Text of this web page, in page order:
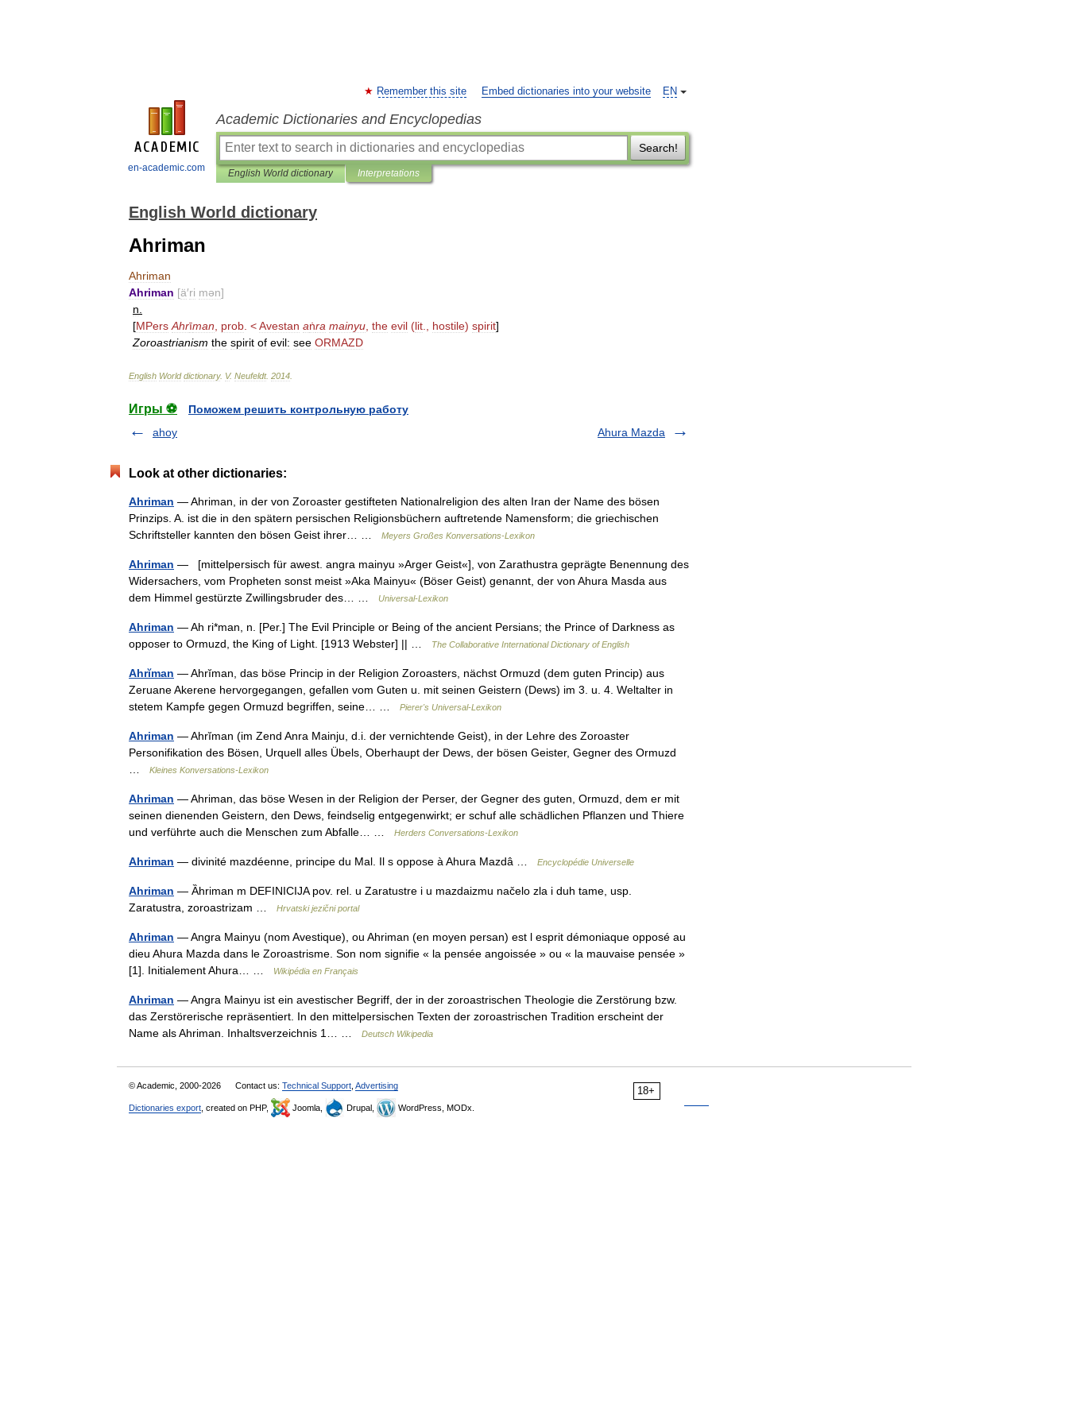
en-academic.com
EN
Remember this site Embed dictionaries into your website
Academic Dictionaries and Encyclopedias
Search!
English World dictionary Interpretations
English World dictionary
Ahriman
Ahriman
Ahriman [ä′ri mən]
n
[MPers Ahrīman prob . <Avestan aṅra mainyu the evil (lit hostile) spirit]
Zoroastrianism the spirit of evil: see ORMAZD
English World dictionary. V. Neufeldt. 2014
Игры ⚽
Поможем решить контрольную работу
ahoy
Ahura Mazda
Look at other dictionaries:
Ahriman — Ahriman, in der von Zoroaster gestifteten Nationalreligion des alten Iran der Name des bösen
Prinzips. A. ist die in den spätern persischen Religionsbüchern auftretende Namensform; die griechischen
Schriftsteller kannten den bösen Geist ihrer… …
Meyers Großes Konversations-Lexikon
Ahriman — [mittelpersisch für awest. angra mainyu »Arger Geist«], von Zarathustra geprägte Benennung des
Widersachers, vom Propheten sonst meist »Aka Mainyu« (Böser Geist) genannt, der von Ahura Masda aus
dem Himmel gestürzte Zwillingsbruder des… …
Universal-Lexikon
Ahriman — Ah ri*man, n. [Per.] The Evil Principle or Being of the ancient Persians; the Prince of Darkness as
opposer to Ormuzd, the King of Light. [1913 Webster] || …
The Collaborative International Dictionary of English
Ahrĭman — Ahrĭman, das böse Princip in der Religion Zoroasters, nächst Ormuzd (dem guten Princip) aus
Zeruane Akerene hervorgegangen, gefallen vom Guten u. mit seinen Geistern (Dews) im 3. u. 4. Weltalter in
stetem Kampfe gegen Ormuzd begriffen, seine… …
Pierer's Universal-Lexikon
Ahriman — Ahrĭman (im Zend Anra Mainju, d.i. der vernichtende Geist), in der Lehre des Zoroaster
Personifikation des Bösen, Urquell alles Übels, Oberhaupt der Dews, der bösen Geister, Gegner des Ormuzd
Kleines Konversations-Lexikon
Ahriman — Ahriman, das böse Wesen in der Religion der Perser, der Gegner des guten, Ormuzd, dem er mit
seinen dienenden Geistern, den Dews, feindselig entgegenwirkt; er schuf alle schädlichen Pflanzen und Thiere
und verführte auch die Menschen zum Abfalle… …
Herders Conversations-Lexikon
Ahriman — divinité mazdéenne, principe du Mal. Il s oppose à Ahura Mazdâ … Encyclopédie Universelle
Ahriman — Ȁhriman m DEFINICIJA pov. rel. u Zaratustre i u mazdaizmu načelo zla i duh tame, usp.
Zaratustra, zoroastrizam …
Hrvatski jezični portal
Ahriman — Angra Mainyu (nom Avestique), ou Ahriman (en moyen persan) est l esprit démoniaque opposé au
dieu Ahura Mazda dans le Zoroastrisme. Son nom signifie « la pensée angoissée » ou « la mauvaise pensée »
[1]. Initialement Ahura… …
Wikipédia en Français
Ahriman — Angra Mainyu ist ein avestischer Begriff, der in der zoroastrischen Theologie die Zerstörung bzw.
das Zerstörerische repräsentiert. In den mittelpersischen Texten der zoroastrischen Tradition erscheint der
Name als Ahriman. Inhaltsverzeichnis 1… …
Deutsch Wikipedia
18+
© Academic, 2000-2026 Contact us: Technical Support Advertising
Dictionaries export , created on PHP, Joomla, Drupal, WordPress, MODx.